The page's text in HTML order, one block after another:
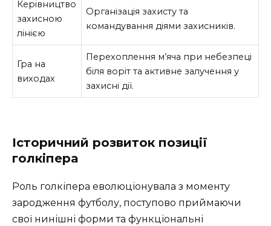
Керівництво
захисною
лінією
Організація захисту та
командування діями захисників.
Гра на
виходах
Перехоплення м’яча при небезпеці
біля воріт та активне залучення у
захисні дії.
Історичний розвиток позиції
голкіпера
Роль голкіпера еволюціонувала з моменту
зародження футболу, поступово приймаючи
свої нинішні форми та функціональні